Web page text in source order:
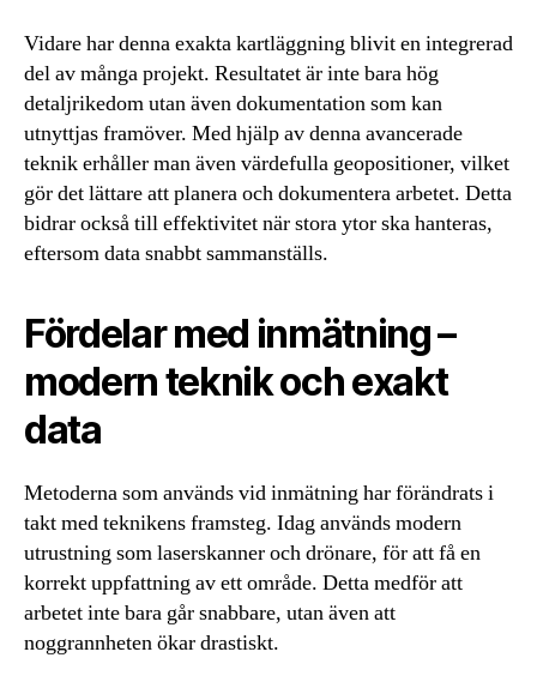
Vidare har denna exakta kartläggning blivit en integrerad
del av många projekt. Resultatet är inte bara hög
detaljrikedom utan även dokumentation som kan
utnyttjas framöver. Med hjälp av denna avancerade
teknik erhåller man även värdefulla geopositioner, vilket
gör det lättare att planera och dokumentera arbetet. Detta
bidrar också till effektivitet när stora ytor ska hanteras,
eftersom data snabbt sammanställs.
Fördelar med inmätning –
modern teknik och exakt
data
Metoderna som används vid inmätning har förändrats i
takt med teknikens framsteg. Idag används modern
utrustning som laserskanner och drönare, för att få en
korrekt uppfattning av ett område. Detta medför att
arbetet inte bara går snabbare, utan även att
noggrannheten ökar drastiskt.